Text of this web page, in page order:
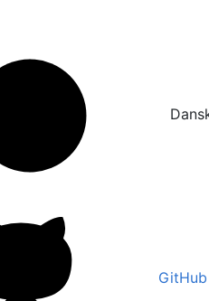
GitHub